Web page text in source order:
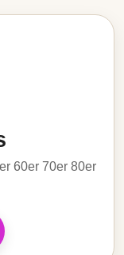
60er 70er 80er